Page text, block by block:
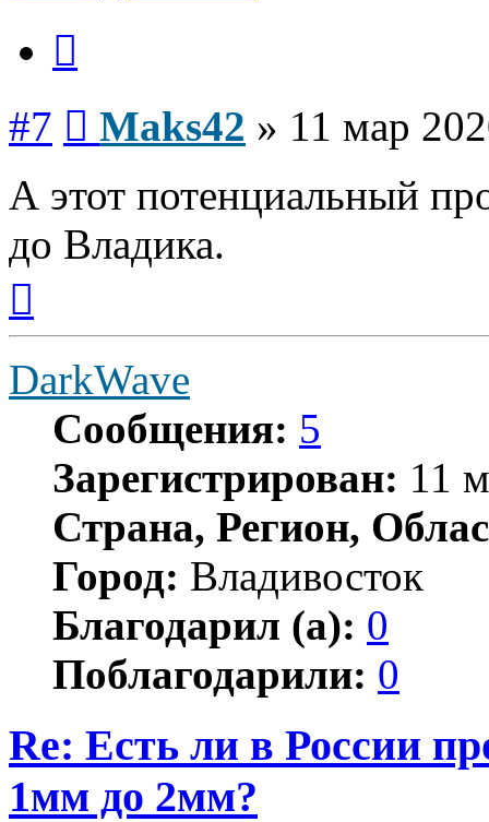
#7 Maks42 » 11 мар
А этот потенциальный
до Владика.
началу
DarkWave
Сообщения: 5
Зарегистрирован: 11
Страна, Регион,
Город: Владивосток
Благодарил (а): 0
Поблагодарили: 0
Re: Есть ли в России
1мм до 2мм?